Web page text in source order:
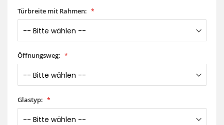
Türbreite mit Rahmen:
Öffnungsweg:
Glastyp: